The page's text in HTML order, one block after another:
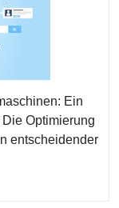
Ein
Optimierung
entscheidender